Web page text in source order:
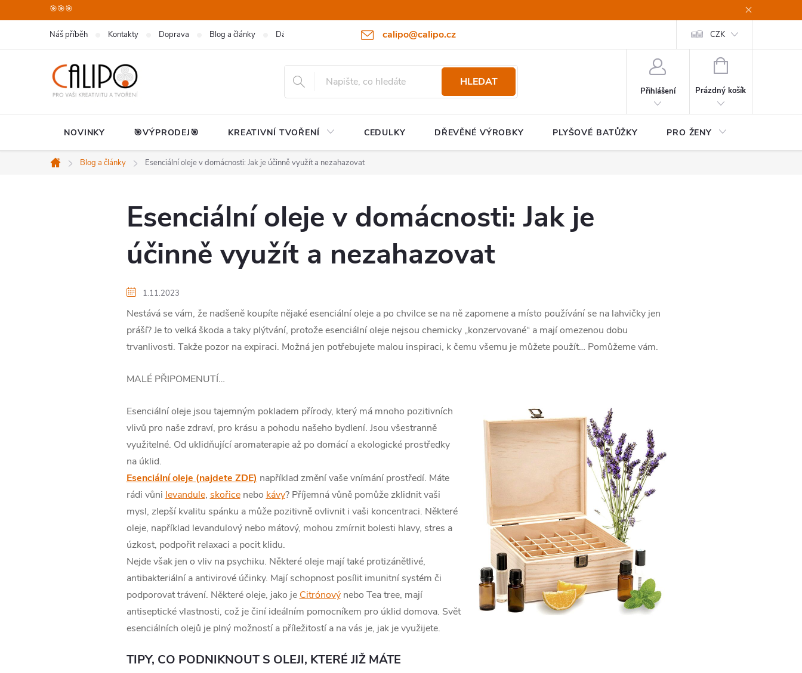
na
🎯🎯🎯
calipo@calipo.cz
Náš příběh Kontakty Doprava Blog a články Dárkové poukazy Hodnocení obchodu Moje objednávka CZK
HLEDAT
Přihlášení
NÁKUPNÍ
Prázdný košík
NOVINKY 🎯VÝPRODEJ🎯 KREATIVNÍ TVOŘENÍ CEDULKY DŘEVĚNÉ VÝROBKY PLYŠOVÉ BATŮŽKY PRO ŽENY
Domů
Blog a články Esenciální oleje v domácnosti: Jak je účinně využít a nezahazovat
Esenciální oleje v domácnosti: Jak je
účinně využít a nezahazovat
1.11.2023
Nestává se vám, že nadšeně koupíte nějaké esenciální oleje a po chvilce se na ně zapomene a místo používání se na lahvičky jen
práší? Je to velká škoda a taky plýtvání, protože esenciální oleje nejsou chemicky „konzervované“ a mají omezenou dobu
trvanlivosti. Takže pozor na expiraci. Možná jen potřebujete malou inspiraci, k čemu všemu je můžete použít… Pomůžeme vám.
MALÉ PŘIPOMENUTÍ…
Esenciální oleje jsou tajemným pokladem přírody, který má mnoho pozitivních
vlivů pro naše zdraví, pro krásu a pohodu našeho bydlení. Jsou všestranně
využitelné. Od uklidňující aromaterapie až po domácí a ekologické prostředky
na úklid.
Esenciální oleje (najdete ZDE) například změní vaše vnímání prostředí. Máte
rádi vůni levandule, skořicenebo kávy? Příjemná vůně pomůže zklidnit vaši
mysl, zlepší kvalitu spánku a může pozitivně ovlivnit i vaši koncentraci. Některé
oleje, například levandulový nebo mátový, mohou zmírnit bolesti hlavy, stres a
úzkost, podpořit relaxaci a pocit klidu.
Nejde však jen o vliv na psychiku. Některé oleje mají také protizánětlivé,
antibakteriální a antivirové účinky. Mají schopnost posílit imunitní systém či
podporovat trávení. Některé oleje, jako je Citrónovýnebo Tea tree, mají
antiseptické vlastnosti, což je činí ideálním pomocníkem pro úklid domova. Svět
esenciálních olejů je plný možností a příležitostí a na vás je, jak je využijete.
TIPY, CO PODNIKNOUT S OLEJI, KTERÉ JIŽ MÁTE